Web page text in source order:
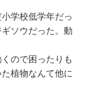
学校低学年だっ
ソウだった。動
ので困ったりも
植物なんて他に